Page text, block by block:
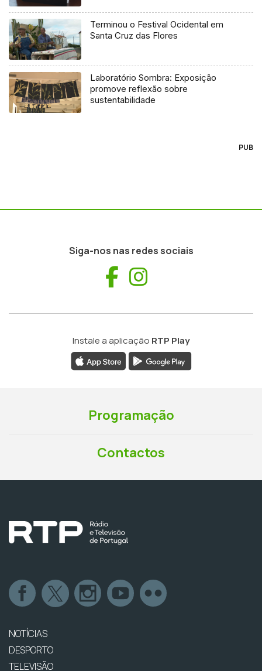
Terminou o Festival Ocidental em
Santa Cruz das Flores
Laboratório Sombra: Exposição
promove reflexão sobre
sustentabilidade
PUB
Siga-nos nas redes sociais
Facebook
Instale a aplicação RTP Play
Programação
Contactos
NOTÍCIAS
DESPORTO
TELEVISÃO